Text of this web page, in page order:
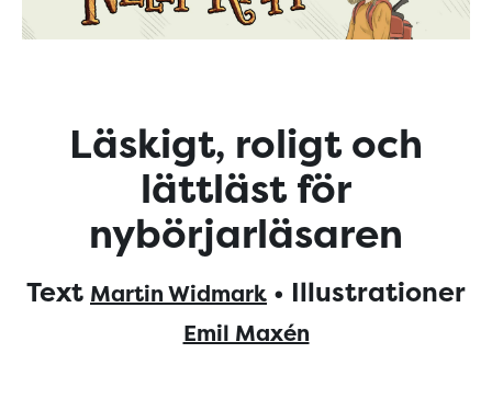
Läskigt, roligt och
lättläst för
nybörjarläsaren
Text Martin Widmark • Illustrationer
Emil Maxén